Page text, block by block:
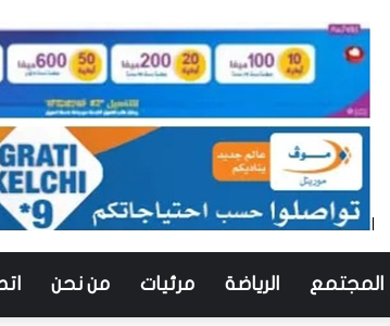
المجتمع الرياضة مرئيات من نحن